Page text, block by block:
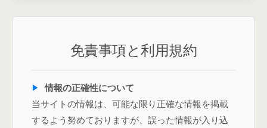
免責事項と利用規約
情報の正確性について
当サイトの情報は、可能な限り正確な情報を掲載
するよう努めておりますが、誤った情報が入り込